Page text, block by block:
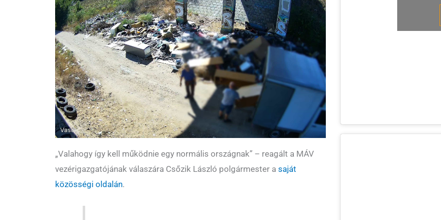
„Valahogy így kell működnie egy normális országnak” – reagált a MÁV
vezérigazgatójának válaszára Csőzik László polgármester a saját
közösségi oldalán.